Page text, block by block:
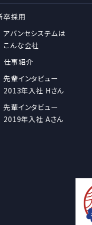
卒採用
アバンセシステムは
こんな会社
仕事紹介
先輩インタビュー
2013年入社 Hさん
先輩インタビュー
2019年入社 Aさん